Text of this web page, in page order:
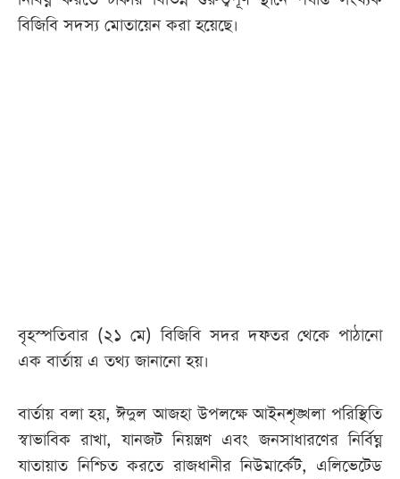
বিভাগ
পেপার
বিজিবি সদস্য মোতায়েন করা হয়েছে।
বৃহস্পতিবার (২১ মে) বিজিবি সদর দফতর থেকে পাঠানো
এক বার্তায় এ তথ্য জানানো হয়।
বার্তায় বলা হয়, ঈদুল আজহা উপলক্ষে আইনশৃঙ্খলা পরিস্থিতি
স্বাভাবিক রাখা, যানজট নিয়ন্ত্রণ এবং জনসাধারণের নির্বিঘ্ন
যাতায়াত নিশ্চিত করতে রাজধানীর নিউমার্কেট, এলিভেটেড